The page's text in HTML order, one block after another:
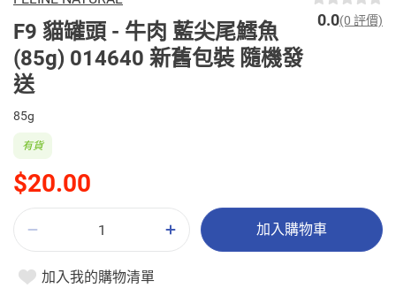
F9 貓罐頭 - 牛肉 藍尖尾鱈魚
(85g) 014640 新舊包裝 隨機發
送
0.0(0 評價)
85g
$20.00
有貨
加入購物車
加入我的購物清單